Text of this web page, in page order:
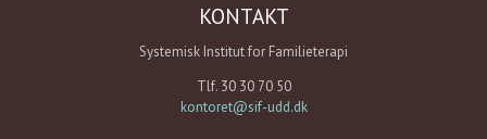
KONTAKT
Systemisk Institut for Familieterapi
Tlf. 30 30 70 50
kontoret@sif-udd.dk